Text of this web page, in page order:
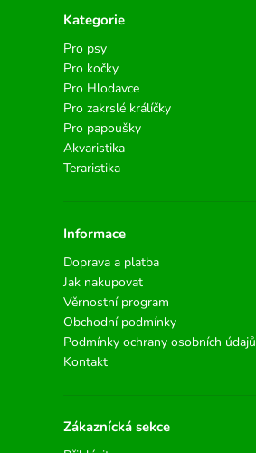
Kategorie
Pro psy
Pro kočky
Pro Hlodavce
Pro zakrslé králíčky
Pro papoušky
Akvaristika
Teraristika
Informace
Doprava a platba
Jak nakupovat
Věrnostní program
Obchodní podmínky
Podmínky ochrany osobních údajů
Kontakt
Zákaznícká sekce